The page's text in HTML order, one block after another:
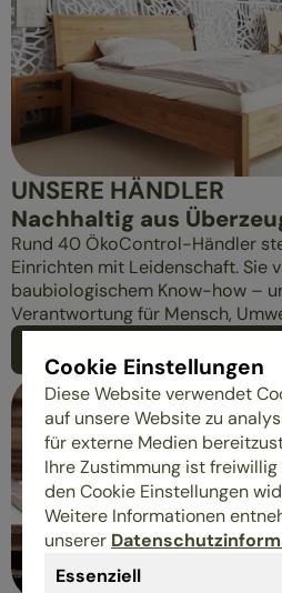
UNSERE HÄNDLER
Nachhaltig aus
Rund 40 ÖkoControl-Händler
Einrichten mit Leidenschaft. Sie
baubiologischem Know-how –
Verantwortung für Mensch,
Cookie Einstellungen
Diese Website verwendet
auf unsere Website zu
für externe Medien
Ihre Zustimmung ist
den Cookie Einstellungen
Weitere Informationen
unserer
Essenziell